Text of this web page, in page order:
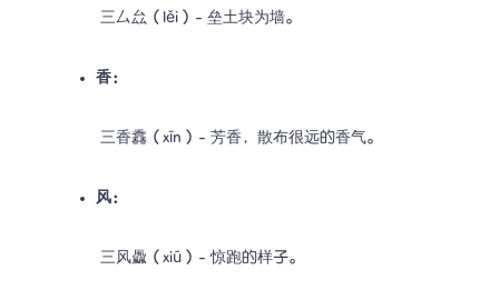
三厶厽（lěi）- 垒土块为墙。
香：
三香馫（xīn）- 芳香，散布很远的香气。
风：
三风飍（xiū）- 惊跑的样子。